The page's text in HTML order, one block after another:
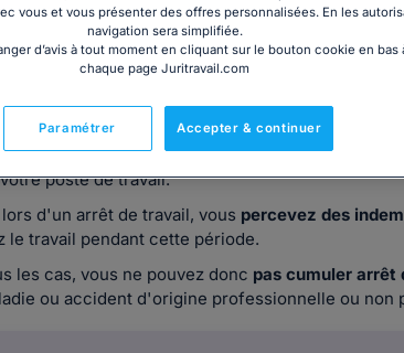
que je peux travailler pendant
?
trouvez en arrêt maladie, il semble logique que
de santé vous délivre uncertificat médical/
poste de travail.
d'un arrêt de travail, vous percevez des
le travail pendant cette période.
les cas, vous ne pouvez donc pas cumuler arrêt
ou accident d'origine professionnelle ou non
vous et vous présenter des offres personnalisées. En les
navigation sera simplifiée.
d’avis à tout moment en cliquant sur le bouton cookie en bas
chaque page Juritravail.com
Accepter & continuer
Paramétrer